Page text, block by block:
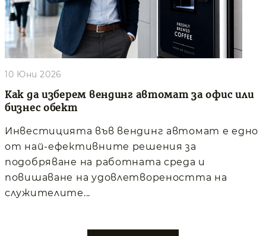
Как да изберем вендинг автомат за офис или
бизнес обект
10 Юни 2026
Инвестицията във вендинг автомат е едно
от най-ефективните решения за
подобряване на работната среда и
повишаване на удовлетвореността на
служителите...